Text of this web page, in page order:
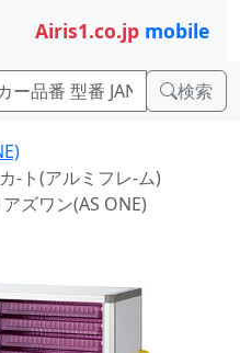
Airis1.co.jp mobile
検索
-ト(アルミフレ-ム)
ズワン(AS ONE)